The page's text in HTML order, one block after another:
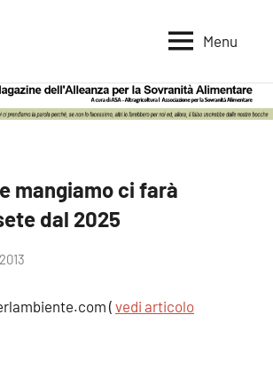
Menu
mangiamo ci farà
dal 2025
( vedi articolo